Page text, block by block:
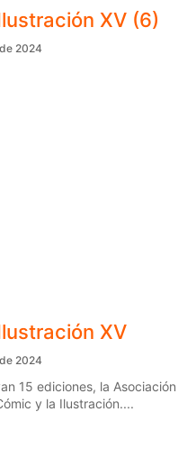
XV (6)
2024
XV
2024
15 ediciones, la Asociación
y la Ilustración....